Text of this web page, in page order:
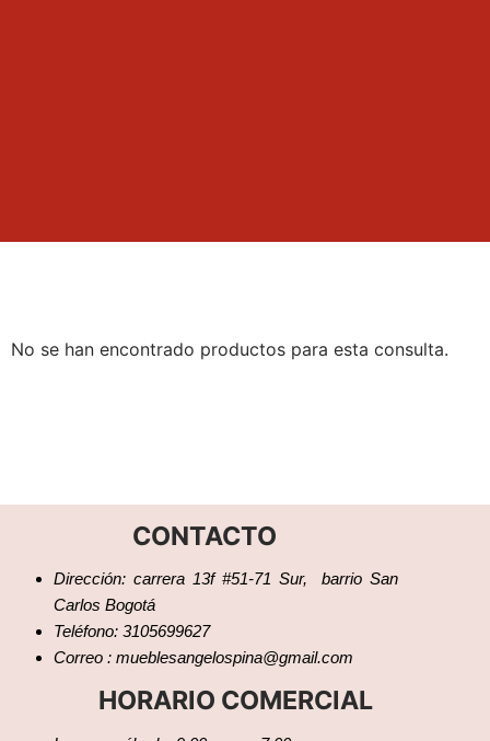
No se han encontrado productos para esta consulta.
CONTACTO
Dirección: carrera 13f #51-71 Sur, barrio San
Carlos Bogotá
Teléfono: 3105699627
Correo : mueblesangelospina@gmail.com
HORARIO COMERCIAL